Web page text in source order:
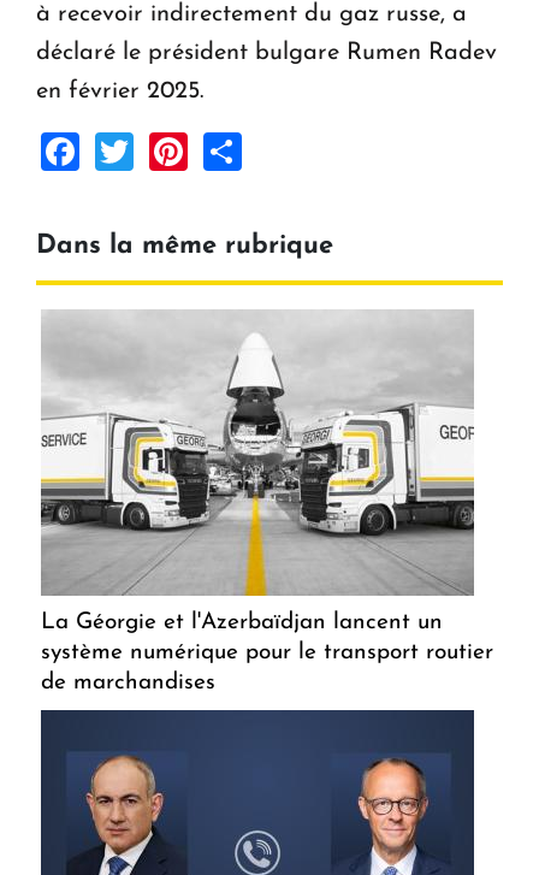
à recevoir indirectement du gaz russe, a
déclaré le président bulgare Rumen Radev
en février 2025.
Facebook
TwitterPinterest
Dans la même rubrique
La Géorgie et l'Azerbaïdjan lancent un
système numérique pour le transport routier
de marchandises